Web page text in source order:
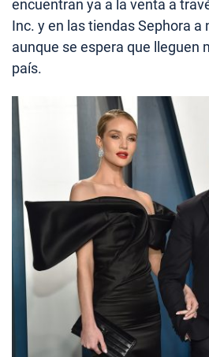
encuentran ya a la venta a
Inc. y en las tiendas Sephora a
aunque se espera que lleguen
país.